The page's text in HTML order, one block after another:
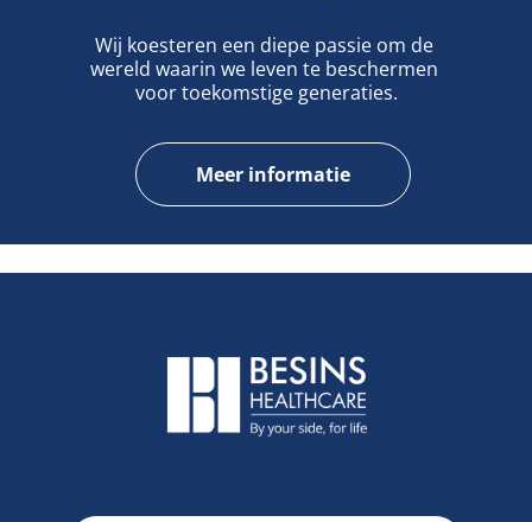
Wij koesteren een diepe passie om de
wereld waarin we leven te beschermen
voor toekomstige generaties.
Meer informatie